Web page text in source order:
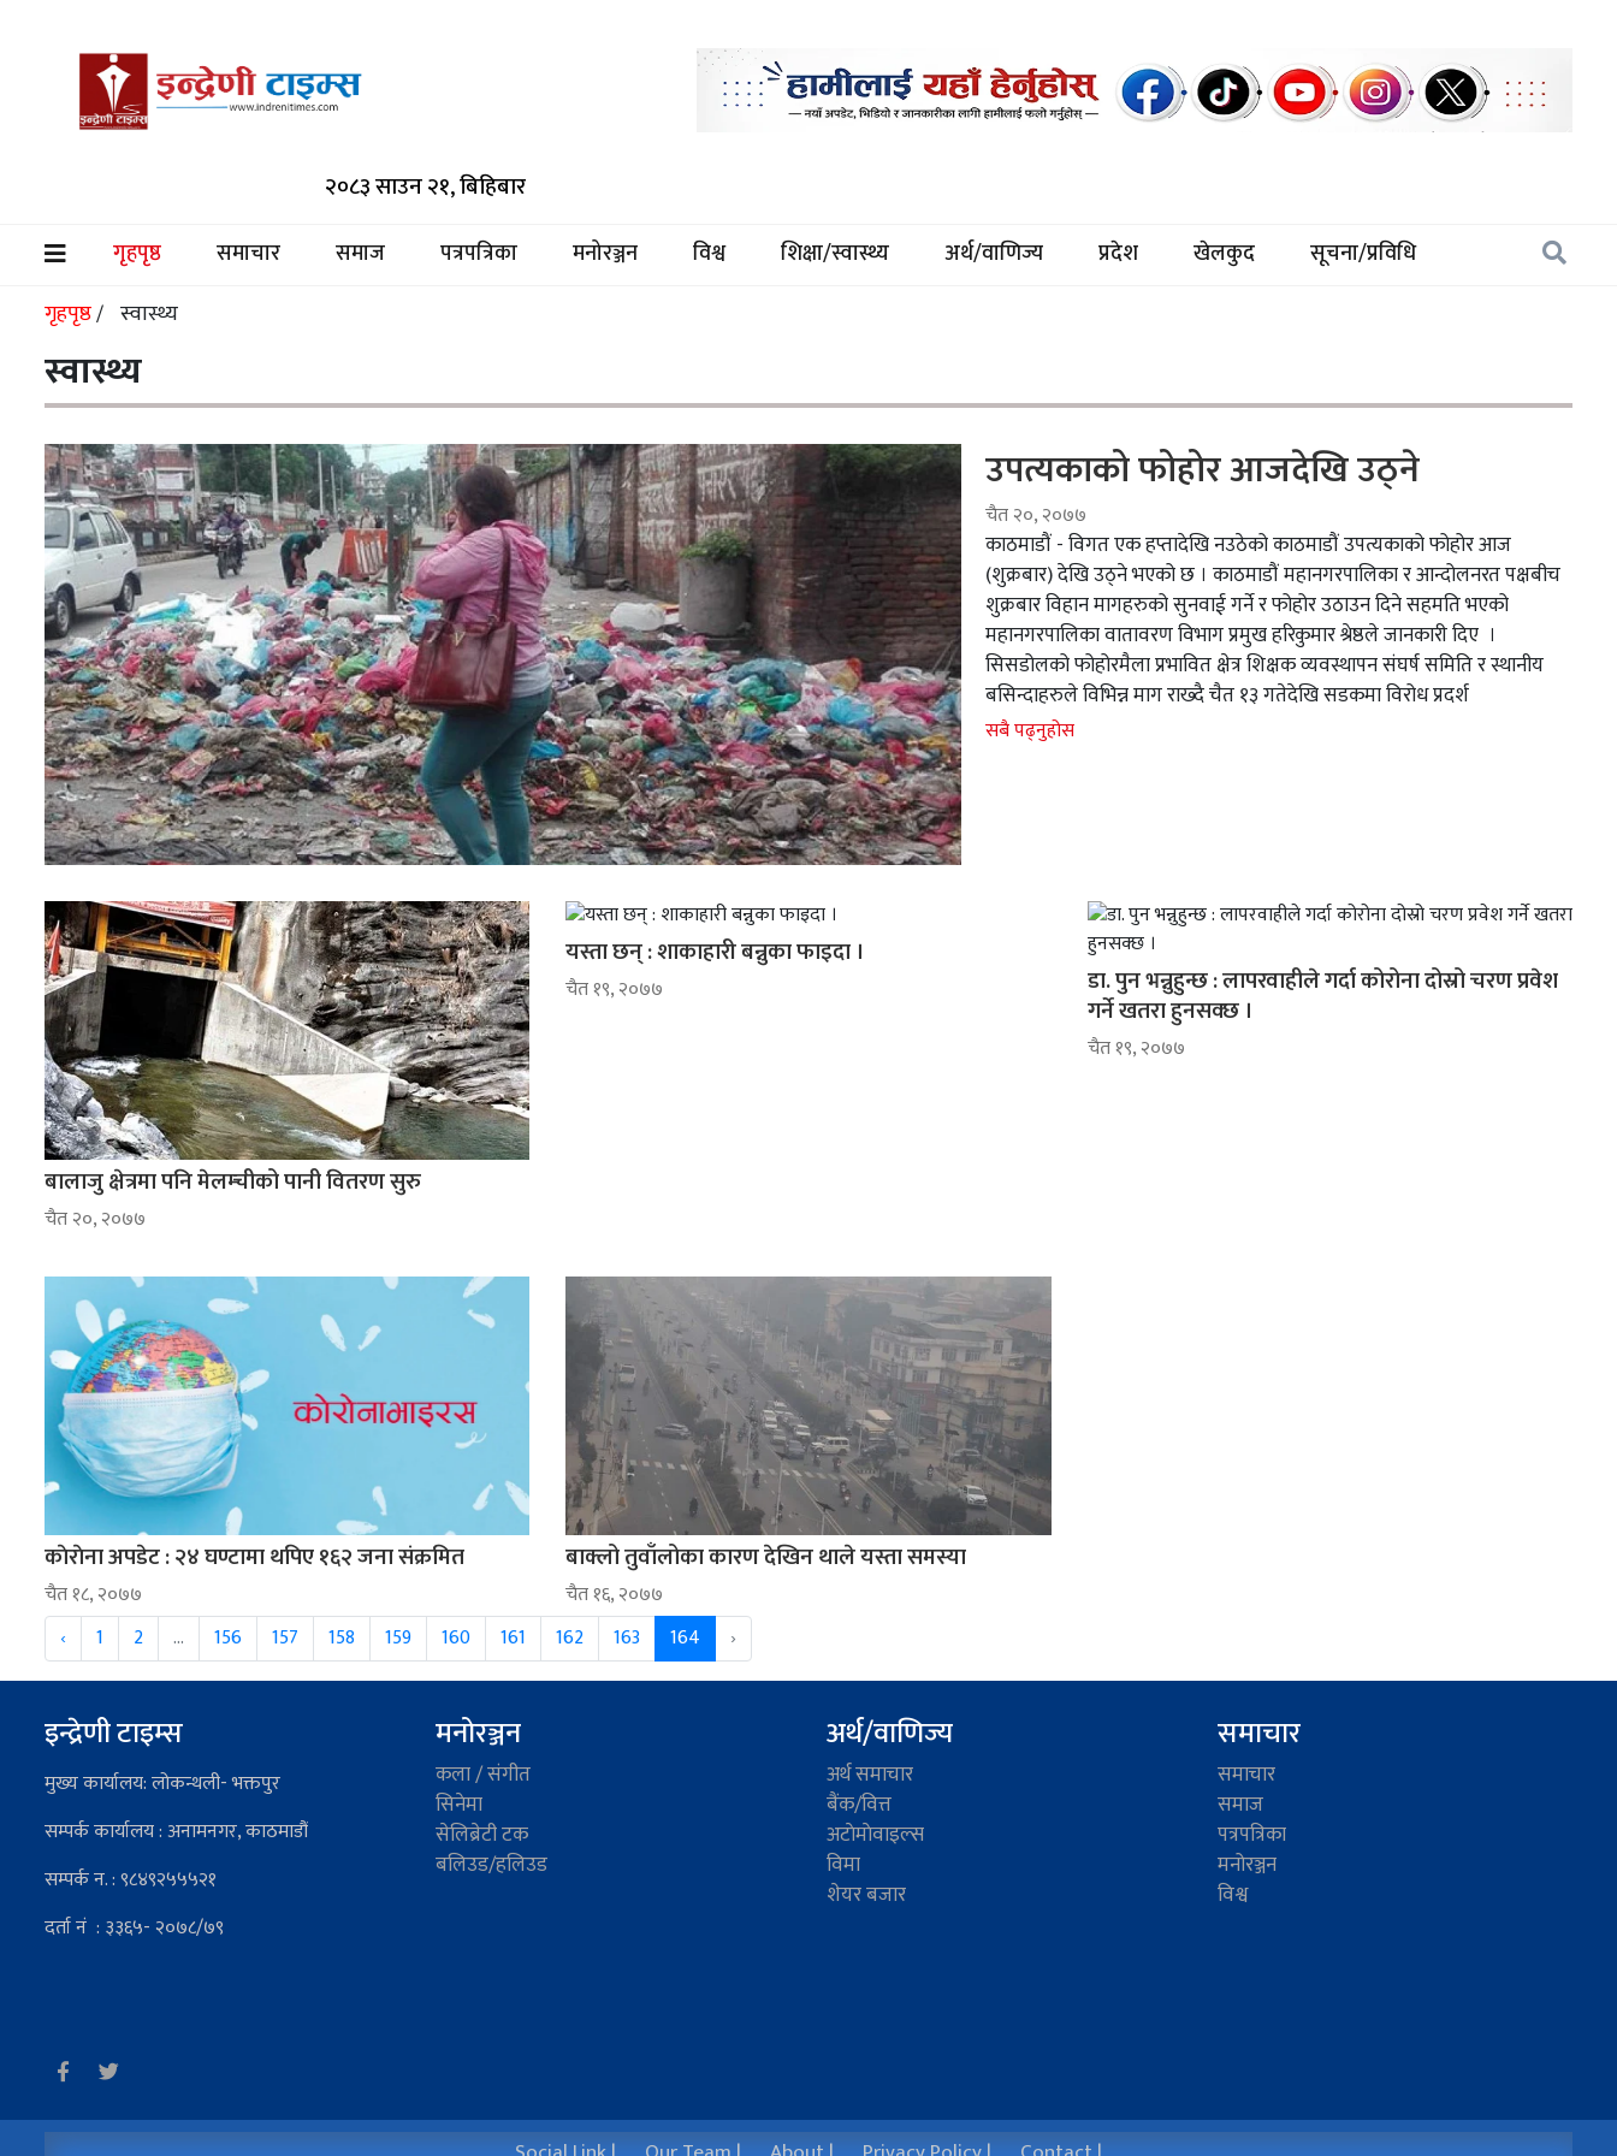
२०८३ साउन २१, बिहिबार
गृहपृष्ठ
(current) समाचार समाज पत्रपत्रिका मनोरञ्जन विश्व शिक्षा/स्वास्थ्य अर्थ/वाणिज्य प्रदेश खेलकुद सूचना/प्रविधि
पत्रपत्रिका
मनोरञ्जन
विश्व
स्वास्थ्य
अर्थ/
वाणिज्य
शिक्षा
सम्पादकीय
संस्कृति/
संस्कार
प्रदेश
खेलकुद
सूचना/
प्रविधि
पर्यटन
इन्द्रेणी–
विशेष
गृहपृष्ठ/ स्वास्थ्य
स्वास्थ्य
उपत्यकाको फोहोर आजदेखि उठ्ने
चैत २०, २०७७
काठमाडौं - विगत एक हप्तादेखि नउठेको काठमाडौं उपत्यकाको फोहोर आज
(शुक्रबार) देखि उठ्ने भएको छ । काठमाडौं महानगरपालिका र आन्दोलनरत पक्षबीच
शुक्रबार विहान मागहरुको सुनवाई गर्ने र फोहोर उठाउन दिने सहमति भएको
महानगरपालिका वातावरण विभाग प्रमुख हरिकुमार श्रेष्ठले जानकारी दिए ।
सिसडोलको फोहोरमैला प्रभावित क्षेत्र शिक्षक व्यवस्थापन संघर्ष समिति र स्थानीय
बसिन्दाहरुले विभिन्न माग राख्दै चैत १३ गतेदेखि सडकमा विरोध प्रदर्श
सबै पढ्नुहोस
बालाजु क्षेत्रमा पनि मेलम्चीको पानी वितरण सुरु
चैत २०, २०७७
यस्ता छन् : शाकाहारी बन्नुका फाइदा ।
चैत १९, २०७७
डा. पुन भन्नुहुन्छ : लापरवाहीले गर्दा कोरोना दोस्रो चरण प्रवेश
गर्ने खतरा हुनसक्छ ।
चैत १९, २०७७
काेराेना अपडेट : २४ घण्टामा थपिए १६२ जना संक्रमित
चैत १८, २०७७
बाक्लो तुवाँलोका कारण देखिन थाले यस्ता समस्या
चैत १६, २०७७
‹
1 2 ... 156 157 158 159 160 161 162 163 164 ›
इन्द्रेणी टाइम्स
मुख्य कार्यालय: लोकन्थली- भक्तपुर
सम्पर्क कार्यालय : अनामनगर, काठमाडौं
सम्पर्क न. : ९८४९२५५५२१
दर्ता नं : ३३६५- २०७८/७९
मनोरञ्जन
कला / संगीत
सिनेमा
सेलिब्रेटी टक
बलिउड/हलिउड
अर्थ/वाणिज्य
अर्थ समाचार
बैंक/वित्त
अटाेमाेवाइल्स
विमा
शेयर बजार
समाचार
समाचार
समाज
पत्रपत्रिका
मनोरञ्जन
विश्व